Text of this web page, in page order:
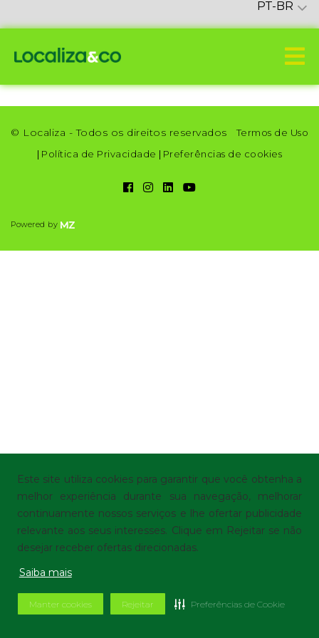
Este site utiliza cookies para garantir que você obtenha a
melhor experiência durante sua navegação, melhorar
continuamente nossos serviços e lhe ofertar publicidade
relevante aos seus interesses. Clique em Rejeitar se não
desejar receber ofertas direcionadas.
Saiba mais
Manter cookies Rejeitar Preferências de Cookie
PT-BR
© Localiza - Todos os direitos reservados
Termos de Uso
| Política de Privacidade | Preferências de cookies
Powered by